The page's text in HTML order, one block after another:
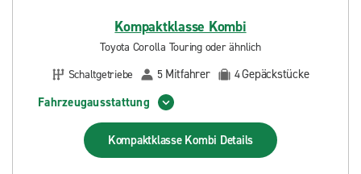
Kompaktklasse Kombi
Toyota Corolla Touring oder ähnlich
Schaltgetriebe
5 Mitfahrer 4Gepäckstücke
Fahrzeugausstattung
Kompaktklasse Kombi Details